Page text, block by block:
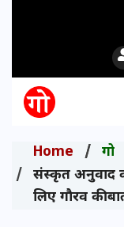
Home
गो
संस्कृत अनुवाद
लिए गौरव की